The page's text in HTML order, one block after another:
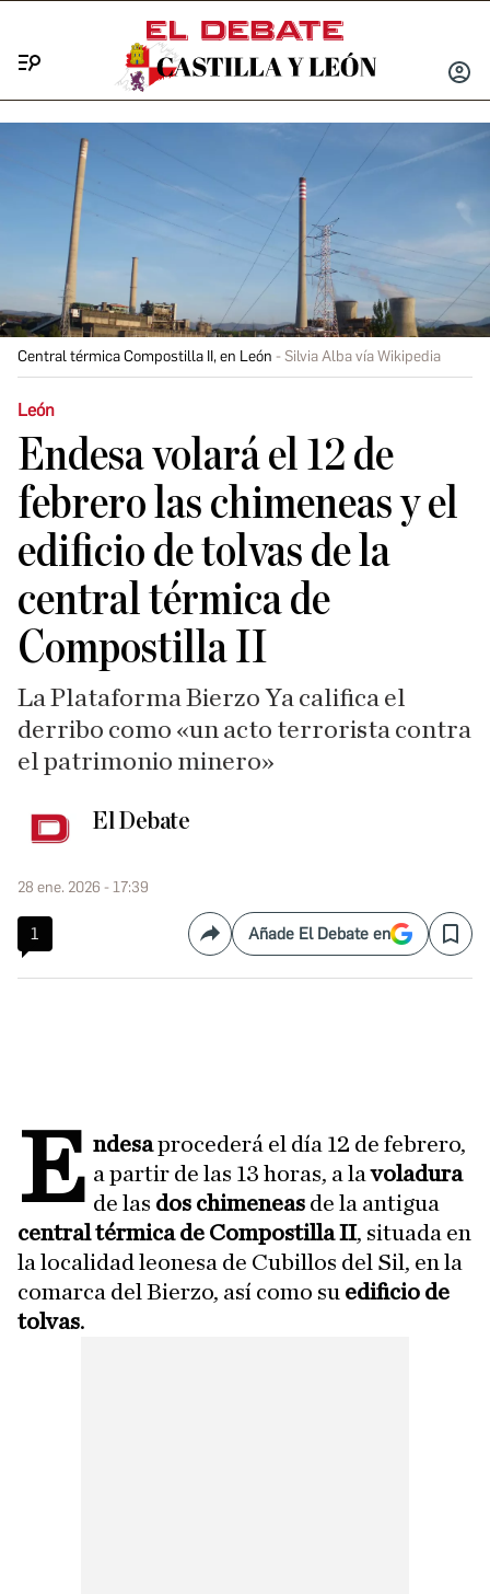
INICIAR
Central térmica Compostilla II, en León Silvia Alba vía Wikipedia
León
Endesa volará el 12 de
febrero las chimeneas y el
edificio de tolvas de la
central térmica de
Compostilla II
La Plataforma Bierzo Ya califica el
derribo como «un acto terrorista contra
el patrimonio minero»
El Debate
28 ene. 2026 - 17:39
1 CompartirAñade El Debate en Save
E ndesaprocederá el día 12 de febrero,
a partir de las 13 horas, a lavoladura
de las dos chimeneas de la antigua
central térmica de Compostilla II, situada en
la localidad leonesa de Cubillos del Sil, en la
comarca del Bierzo, así como su edificio de
tolvas.